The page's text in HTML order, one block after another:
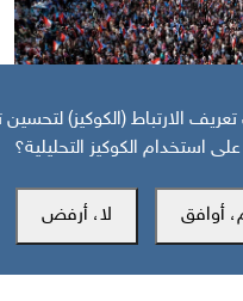
الارتباط (الكوكيز)
استخدام الكوكيز التحليلية؟
أوافق لا، أرفض